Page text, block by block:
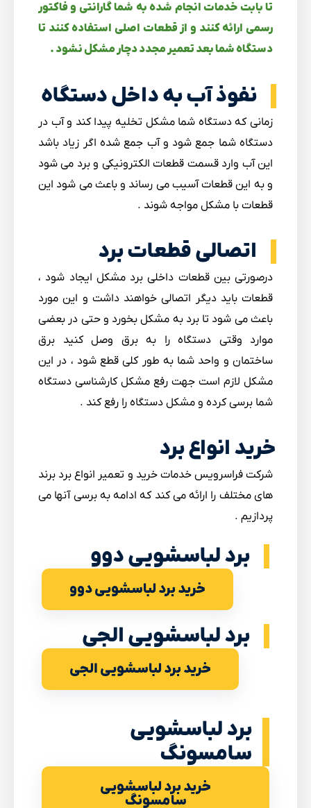
تا بابت خدمات انجام شده به شما گارانتی و فاکتور
رسمی ارائه کنند و از قطعات اصلی استفاده کنند تا
دستگاه شما بعد تعمیر مجدد دچار مشکل نشود .
نفوذ آب به داخل دستگاه
زمانی که دستگاه شما مشکل تخلیه پیدا کند و آب در
دستگاه شما جمع شود و آب جمع شده اگر زیاد باشد
این آب وارد قسمت قطعات الکترونیکی و برد می شود
و به این قطعات آسیب می رساند و باعث می شود این
قطعات با مشکل مواجه شوند .
اتصالی قطعات برد
درصورتی بین قطعات داخلی برد مشکل ایجاد شود ،
قطعات باید دیگر اتصالی خواهند داشت و این مورد
باعث می شود تا برد به مشکل بخورد و حتی در بعضی
موارد وقتی دستگاه را به برق وصل کنید برق
ساختمان و واحد شما به طور کلی قطع شود ، در این
مشکل لازم است جهت رفع مشکل کارشناسی دستگاه
شما برسی کرده و مشکل دستگاه را رفع کند .
خرید انواع برد
شرکت فراسرویس خدمات خرید و تعمیر انواع برد برند
های مختلف را ارائه می کند که ادامه به برسی آنها می
پردازیم .
برد لباسشویی دوو
خرید برد لباسشویی دوو
برد لباسشویی الجی
خرید برد لباسشویی الجی
برد لباسشویی
سامسونگ
خرید برد لباسشویی
سامسونگ